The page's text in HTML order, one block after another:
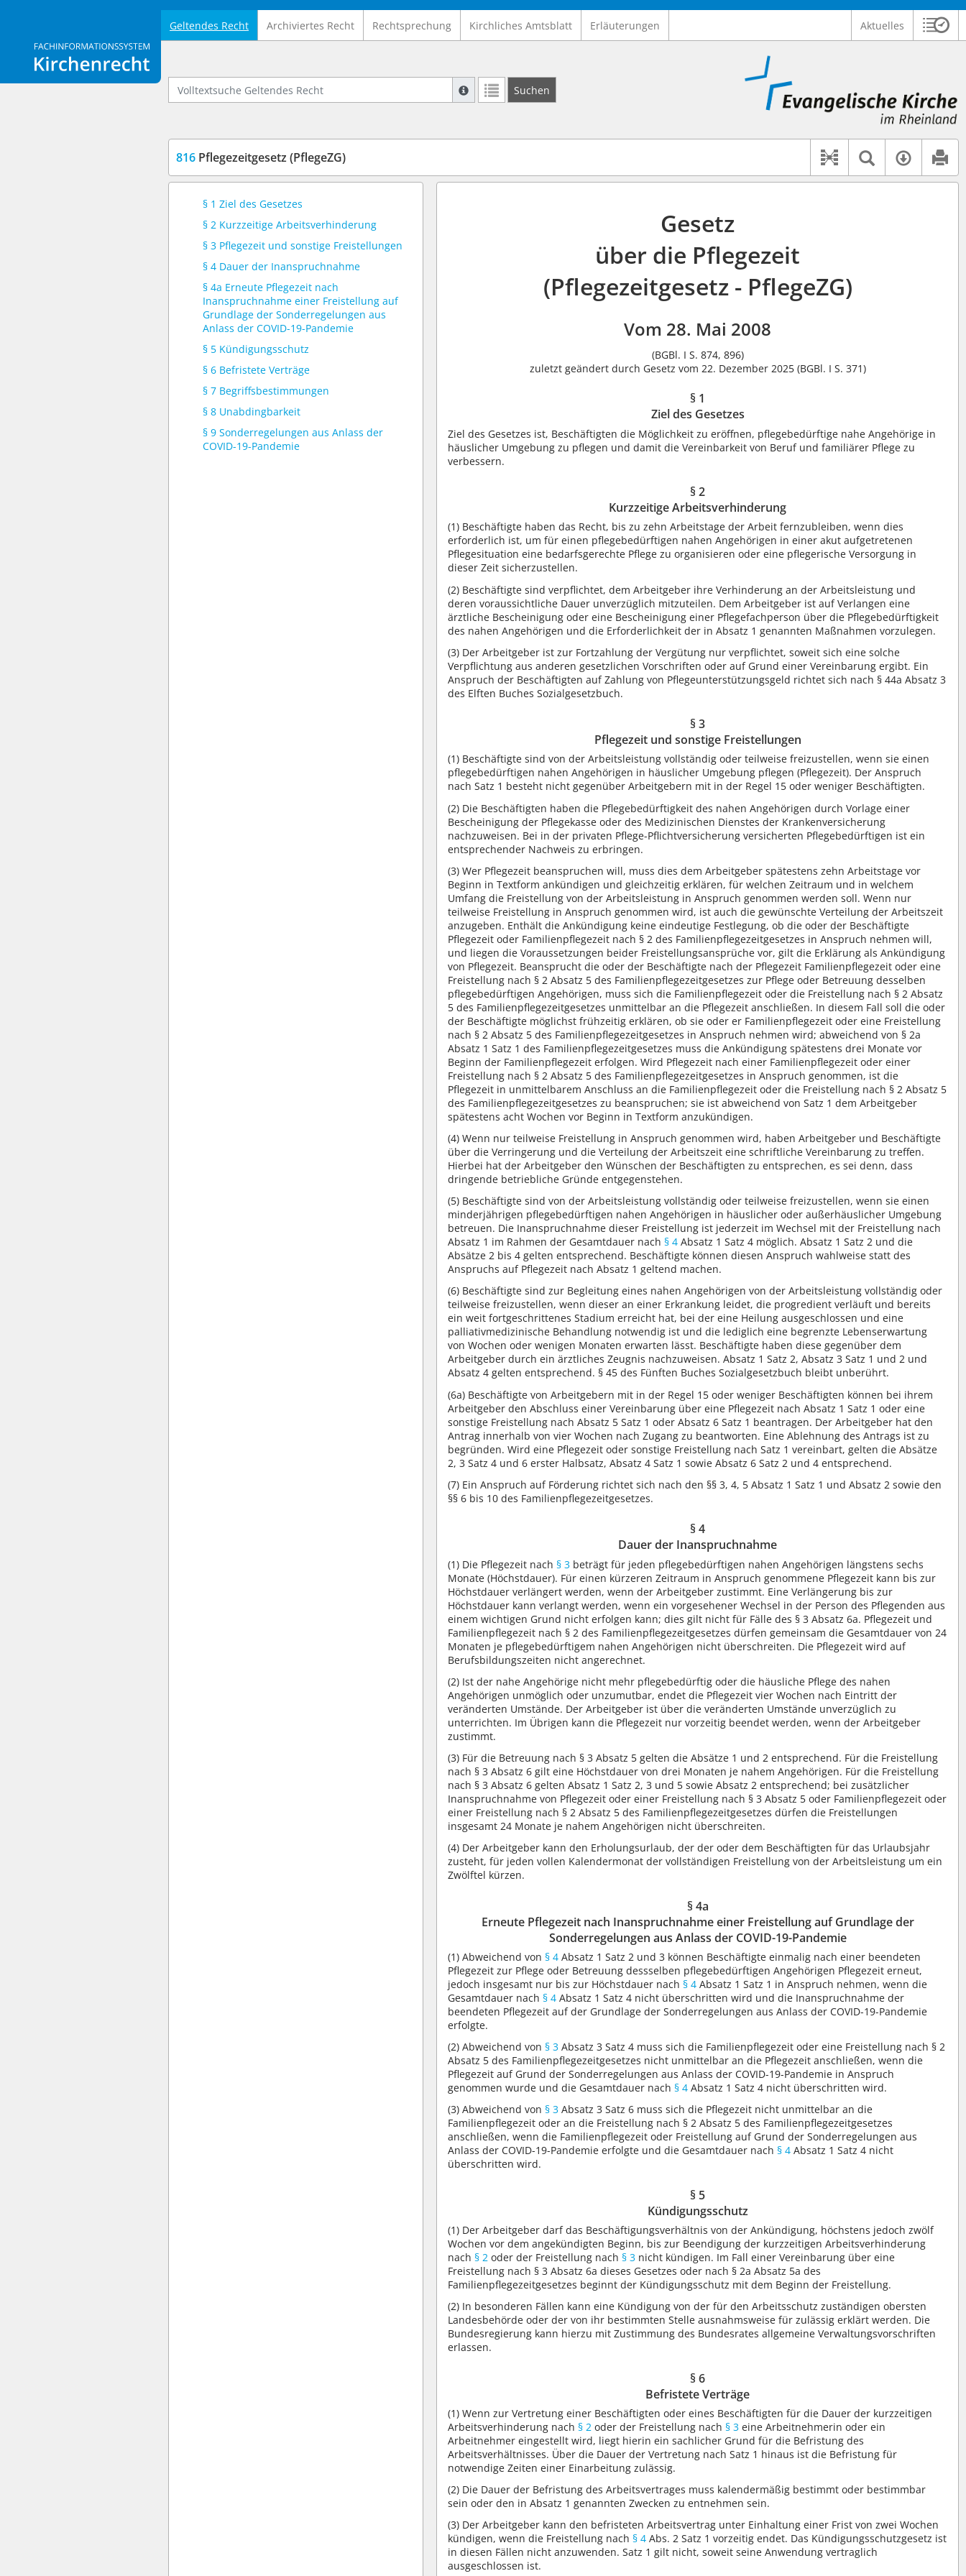
Logo Fachinformationssystem Kirchenrecht
Geltendes Recht Archiviertes Recht Rechtsprechung Kirchliches Amtsblatt Erläuterungen Aktuelles
Volltextsuche Geltendes Recht
Suche mit Platzhalter "*", Bsp. Pfarrer*, findet auch: "Pfarrerinitiative" oder "Pfarrerausschuss".
Suchen
Logo Ev. Kirche im Rheinland
816 Pflegezeitgesetz (PflegeZG)
Dokument-
Textsuche
§ 1 Ziel des Gesetzes
§ 2 Kurzzeitige Arbeitsverhinderung
§ 3 Pflegezeit und sonstige Freistellungen
§ 4 Dauer der Inanspruchnahme
§ 4a Erneute Pflegezeit nach
Inanspruchnahme einer Freistellung auf
Grundlage der Sonderregelungen aus
Anlass der COVID-19-Pandemie
§ 5 Kündigungsschutz
§ 6 Befristete Verträge
§ 7 Begriffsbestimmungen
§ 8 Unabdingbarkeit
§ 9 Sonderregelungen aus Anlass der
COVID-19-Pandemie
Gesetz
über die Pflegezeit
(Pflegezeitgesetz - PflegeZG)
Vom 28. Mai 2008
(BGBl. I S. 874, 896)
zuletzt geändert durch Gesetz vom 22. Dezember 2025 (BGBl. I S. 371)
§ 1
Ziel des Gesetzes
Ziel des Gesetzes ist, Beschäftigten die Möglichkeit zu eröffnen, pflegebedürftige nahe Angehörige in
häuslicher Umgebung zu pflegen und damit die Vereinbarkeit von Beruf und familiärer Pflege zu
verbessern.
§ 2
Kurzzeitige Arbeitsverhinderung
(1) Beschäftigte haben das Recht, bis zu zehn Arbeitstage der Arbeit fernzubleiben, wenn dies
erforderlich ist, um für einen pflegebedürftigen nahen Angehörigen in einer akut aufgetretenen
Pflegesituation eine bedarfsgerechte Pflege zu organisieren oder eine pflegerische Versorgung in
dieser Zeit sicherzustellen.
(2) Beschäftigte sind verpflichtet, dem Arbeitgeber ihre Verhinderung an der Arbeitsleistung und
deren voraussichtliche Dauer unverzüglich mitzuteilen. Dem Arbeitgeber ist auf Verlangen eine
ärztliche Bescheinigung oder eine Bescheinigung einer Pflegefachperson über die Pflegebedürftigkeit
des nahen Angehörigen und die Erforderlichkeit der in Absatz 1 genannten Maßnahmen vorzulegen.
(3) Der Arbeitgeber ist zur Fortzahlung der Vergütung nur verpflichtet, soweit sich eine solche
Verpflichtung aus anderen gesetzlichen Vorschriften oder auf Grund einer Vereinbarung ergibt. Ein
Anspruch der Beschäftigten auf Zahlung von Pflegeunterstützungsgeld richtet sich nach § 44a Absatz 3
des Elften Buches Sozialgesetzbuch.
§ 3
Pflegezeit und sonstige Freistellungen
(1) Beschäftigte sind von der Arbeitsleistung vollständig oder teilweise freizustellen, wenn sie einen
pflegebedürftigen nahen Angehörigen in häuslicher Umgebung pflegen (Pflegezeit). Der Anspruch
nach Satz 1 besteht nicht gegenüber Arbeitgebern mit in der Regel 15 oder weniger Beschäftigten.
(2) Die Beschäftigten haben die Pflegebedürftigkeit des nahen Angehörigen durch Vorlage einer
Bescheinigung der Pflegekasse oder des Medizinischen Dienstes der Krankenversicherung
nachzuweisen. Bei in der privaten Pflege-Pflichtversicherung versicherten Pflegebedürftigen ist ein
entsprechender Nachweis zu erbringen.
(3) Wer Pflegezeit beanspruchen will, muss dies dem Arbeitgeber spätestens zehn Arbeitstage vor
Beginn in Textform ankündigen und gleichzeitig erklären, für welchen Zeitraum und in welchem
Umfang die Freistellung von der Arbeitsleistung in Anspruch genommen werden soll. Wenn nur
teilweise Freistellung in Anspruch genommen wird, ist auch die gewünschte Verteilung der Arbeitszeit
anzugeben. Enthält die Ankündigung keine eindeutige Festlegung, ob die oder der Beschäftigte
Pflegezeit oder Familienpflegezeit nach § 2 des Familienpflegezeitgesetzes in Anspruch nehmen will,
und liegen die Voraussetzungen beider Freistellungsansprüche vor, gilt die Erklärung als Ankündigung
von Pflegezeit. Beansprucht die oder der Beschäftigte nach der Pflegezeit Familienpflegezeit oder eine
Freistellung nach § 2 Absatz 5 des Familienpflegezeitgesetzes zur Pflege oder Betreuung desselben
pflegebedürftigen Angehörigen, muss sich die Familienpflegezeit oder die Freistellung nach § 2 Absatz
5 des Familienpflegezeitgesetzes unmittelbar an die Pflegezeit anschließen. In diesem Fall soll die oder
der Beschäftigte möglichst frühzeitig erklären, ob sie oder er Familienpflegezeit oder eine Freistellung
nach § 2 Absatz 5 des Familienpflegezeitgesetzes in Anspruch nehmen wird; abweichend von § 2a
Absatz 1 Satz 1 des Familienpflegezeitgesetzes muss die Ankündigung spätestens drei Monate vor
Beginn der Familienpflegezeit erfolgen. Wird Pflegezeit nach einer Familienpflegezeit oder einer
Freistellung nach § 2 Absatz 5 des Familienpflegezeitgesetzes in Anspruch genommen, ist die
Pflegezeit in unmittelbarem Anschluss an die Familienpflegezeit oder die Freistellung nach § 2 Absatz 5
des Familienpflegezeitgesetzes zu beanspruchen; sie ist abweichend von Satz 1 dem Arbeitgeber
spätestens acht Wochen vor Beginn in Textform anzukündigen.
(4) Wenn nur teilweise Freistellung in Anspruch genommen wird, haben Arbeitgeber und Beschäftigte
über die Verringerung und die Verteilung der Arbeitszeit eine schriftliche Vereinbarung zu treffen.
Hierbei hat der Arbeitgeber den Wünschen der Beschäftigten zu entsprechen, es sei denn, dass
dringende betriebliche Gründe entgegenstehen.
(5) Beschäftigte sind von der Arbeitsleistung vollständig oder teilweise freizustellen, wenn sie einen
minderjährigen pflegebedürftigen nahen Angehörigen in häuslicher oder außerhäuslicher Umgebung
betreuen. Die Inanspruchnahme dieser Freistellung ist jederzeit im Wechsel mit der Freistellung nach
Absatz 1 im Rahmen der Gesamtdauer nach§ 4 Absatz 1 Satz 4 möglich. Absatz 1 Satz 2 und die
Absätze 2 bis 4 gelten entsprechend. Beschäftigte können diesen Anspruch wahlweise statt des
Anspruchs auf Pflegezeit nach Absatz 1 geltend machen.
(6) Beschäftigte sind zur Begleitung eines nahen Angehörigen von der Arbeitsleistung vollständig oder
teilweise freizustellen, wenn dieser an einer Erkrankung leidet, die progredient verläuft und bereits
ein weit fortgeschrittenes Stadium erreicht hat, bei der eine Heilung ausgeschlossen und eine
palliativmedizinische Behandlung notwendig ist und die lediglich eine begrenzte Lebenserwartung
von Wochen oder wenigen Monaten erwarten lässt. Beschäftigte haben diese gegenüber dem
Arbeitgeber durch ein ärztliches Zeugnis nachzuweisen. Absatz 1 Satz 2, Absatz 3 Satz 1 und 2 und
Absatz 4 gelten entsprechend. § 45 des Fünften Buches Sozialgesetzbuch bleibt unberührt.
(6a) Beschäftigte von Arbeitgebern mit in der Regel 15 oder weniger Beschäftigten können bei ihrem
Arbeitgeber den Abschluss einer Vereinbarung über eine Pflegezeit nach Absatz 1 Satz 1 oder eine
sonstige Freistellung nach Absatz 5 Satz 1 oder Absatz 6 Satz 1 beantragen. Der Arbeitgeber hat den
Antrag innerhalb von vier Wochen nach Zugang zu beantworten. Eine Ablehnung des Antrags ist zu
begründen. Wird eine Pflegezeit oder sonstige Freistellung nach Satz 1 vereinbart, gelten die Absätze
2, 3 Satz 4 und 6 erster Halbsatz, Absatz 4 Satz 1 sowie Absatz 6 Satz 2 und 4 entsprechend.
(7) Ein Anspruch auf Förderung richtet sich nach den §§ 3, 4, 5 Absatz 1 Satz 1 und Absatz 2 sowie den
§§ 6 bis 10 des Familienpflegezeitgesetzes.
§ 4
Dauer der Inanspruchnahme
(1) Die Pflegezeit nach § 3 beträgt für jeden pflegebedürftigen nahen Angehörigen längstens sechs
Monate (Höchstdauer). Für einen kürzeren Zeitraum in Anspruch genommene Pflegezeit kann bis zur
Höchstdauer verlängert werden, wenn der Arbeitgeber zustimmt. Eine Verlängerung bis zur
Höchstdauer kann verlangt werden, wenn ein vorgesehener Wechsel in der Person des Pflegenden aus
einem wichtigen Grund nicht erfolgen kann; dies gilt nicht für Fälle des § 3 Absatz 6a. Pflegezeit und
Familienpflegezeit nach § 2 des Familienpflegezeitgesetzes dürfen gemeinsam die Gesamtdauer von 24
Monaten je pflegebedürftigem nahen Angehörigen nicht überschreiten. Die Pflegezeit wird auf
Berufsbildungszeiten nicht angerechnet.
(2) Ist der nahe Angehörige nicht mehr pflegebedürftig oder die häusliche Pflege des nahen
Angehörigen unmöglich oder unzumutbar, endet die Pflegezeit vier Wochen nach Eintritt der
veränderten Umstände. Der Arbeitgeber ist über die veränderten Umstände unverzüglich zu
unterrichten. Im Übrigen kann die Pflegezeit nur vorzeitig beendet werden, wenn der Arbeitgeber
zustimmt.
(3) Für die Betreuung nach § 3 Absatz 5 gelten die Absätze 1 und 2 entsprechend. Für die Freistellung
nach § 3 Absatz 6 gilt eine Höchstdauer von drei Monaten je nahem Angehörigen. Für die Freistellung
nach § 3 Absatz 6 gelten Absatz 1 Satz 2, 3 und 5 sowie Absatz 2 entsprechend; bei zusätzlicher
Inanspruchnahme von Pflegezeit oder einer Freistellung nach § 3 Absatz 5 oder Familienpflegezeit oder
einer Freistellung nach § 2 Absatz 5 des Familienpflegezeitgesetzes dürfen die Freistellungen
insgesamt 24 Monate je nahem Angehörigen nicht überschreiten.
(4) Der Arbeitgeber kann den Erholungsurlaub, der der oder dem Beschäftigten für das Urlaubsjahr
zusteht, für jeden vollen Kalendermonat der vollständigen Freistellung von der Arbeitsleistung um ein
Zwölftel kürzen.
§ 4a
Erneute Pflegezeit nach Inanspruchnahme einer Freistellung auf Grundlage der
Sonderregelungen aus Anlass der COVID-19-Pandemie
(1) Abweichend von§ 4 Absatz 1 Satz 2 und 3 können Beschäftigte einmalig nach einer beendeten
Pflegezeit zur Pflege oder Betreuung dessselben pflegebedürftigen Angehörigen Pflegezeit erneut,
jedoch insgesamt nur bis zur Höchstdauer nach§ 4 Absatz 1 Satz 1 in Anspruch nehmen, wenn die
Gesamtdauer nach§ 4 Absatz 1 Satz 4 nicht überschritten wird und die Inanspruchnahme der
beendeten Pflegezeit auf der Grundlage der Sonderregelungen aus Anlass der COVID-19-Pandemie
erfolgte.
(2) Abweichend von§ 3 Absatz 3 Satz 4 muss sich die Familienpflegezeit oder eine Freistellung nach § 2
Absatz 5 des Familienpflegezeitgesetzes nicht unmittelbar an die Pflegezeit anschließen, wenn die
Pflegezeit auf Grund der Sonderregelungen aus Anlass der COVID-19-Pandemie in Anspruch
genommen wurde und die Gesamtdauer nach§ 4 Absatz 1 Satz 4 nicht überschritten wird.
(3) Abweichend von§ 3 Absatz 3 Satz 6 muss sich die Pflegezeit nicht unmittelbar an die
Familienpflegezeit oder an die Freistellung nach § 2 Absatz 5 des Familienpflegezeitgesetzes
anschließen, wenn die Familienpflegezeit oder Freistellung auf Grund der Sonderregelungen aus
Anlass der COVID-19-Pandemie erfolgte und die Gesamtdauer nach§ 4 Absatz 1 Satz 4 nicht
überschritten wird.
§ 5
Kündigungsschutz
(1) Der Arbeitgeber darf das Beschäftigungsverhältnis von der Ankündigung, höchstens jedoch zwölf
Wochen vor dem angekündigten Beginn, bis zur Beendigung der kurzzeitigen Arbeitsverhinderung
nach§ 2oder der Freistellung nach§ 3 nicht kündigen. Im Fall einer Vereinbarung über eine
Freistellung nach § 3 Absatz 6a dieses Gesetzes oder nach § 2a Absatz 5a des
Familienpflegezeitgesetzes beginnt der Kündigungsschutz mit dem Beginn der Freistellung.
(2) In besonderen Fällen kann eine Kündigung von der für den Arbeitsschutz zuständigen obersten
Landesbehörde oder der von ihr bestimmten Stelle ausnahmsweise für zulässig erklärt werden. Die
Bundesregierung kann hierzu mit Zustimmung des Bundesrates allgemeine Verwaltungsvorschriften
erlassen.
§ 6
Befristete Verträge
(1) Wenn zur Vertretung einer Beschäftigten oder eines Beschäftigten für die Dauer der kurzzeitigen
Arbeitsverhinderung nach§ 2 oder der Freistellung nach§ 3 eine Arbeitnehmerin oder ein
Arbeitnehmer eingestellt wird, liegt hierin ein sachlicher Grund für die Befristung des
Arbeitsverhältnisses. Über die Dauer der Vertretung nach Satz 1 hinaus ist die Befristung für
notwendige Zeiten einer Einarbeitung zulässig.
(2) Die Dauer der Befristung des Arbeitsvertrages muss kalendermäßig bestimmt oder bestimmbar
sein oder den in Absatz 1 genannten Zwecken zu entnehmen sein.
(3) Der Arbeitgeber kann den befristeten Arbeitsvertrag unter Einhaltung einer Frist von zwei Wochen
kündigen, wenn die Freistellung nach§ 4 Abs. 2 Satz 1 vorzeitig endet. Das Kündigungsschutzgesetz ist
in diesen Fällen nicht anzuwenden. Satz 1 gilt nicht, soweit seine Anwendung vertraglich
ausgeschlossen ist.